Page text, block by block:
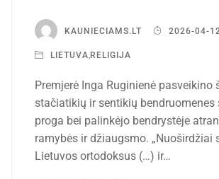
KAUNIECIAMS.LT 2026-04-
LIETUVA,RELIGIJA
Premjerė Inga Ruginienė pasveikino
stačiatikių ir sentikių bendruomenes
proga bei palinkėjo bendrystėje
ramybės ir džiaugsmo. „Nuoširdžiai
Lietuvos ortodoksus (…) ir…